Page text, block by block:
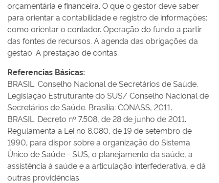
orçamentária e financeira. O que o gestor deve saber
para orientar a contabilidade e registro de informações:
como orientar o contador. Operação do fundo a partir
das fontes de recursos. A agenda das obrigações da
gestão. A prestação de contas.
Referencias Básicas:
BRASIL. Conselho Nacional de Secretários de Saúde.
Legislação Estruturante do SUS/ Conselho Nacional de
Secretários de Saúde. Brasília: CONASS, 2011.
BRASIL. Decreto nº 7.508, de 28 de junho de 2011.
Regulamenta a Lei no 8.080, de 19 de setembro de
1990, para dispor sobre a organização do Sistema
Único de Saúde - SUS, o planejamento da saúde, a
assistência à saúde e a articulação interfederativa, e dá
outras providências.